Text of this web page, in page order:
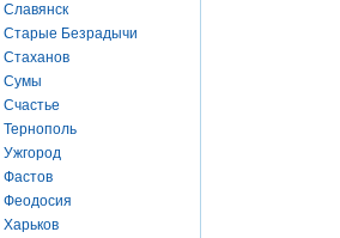
Славянск
Старые Безрадычи
Стаханов
Сумы
Счастье
Тернополь
Ужгород
Фастов
Феодосия
Харьков